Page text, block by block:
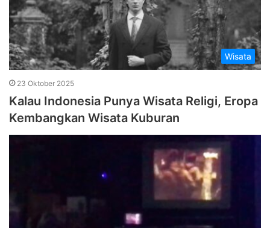
Wisata
23 Oktober 2025
Kalau Indonesia Punya Wisata Religi, Eropa
Kembangkan Wisata Kuburan